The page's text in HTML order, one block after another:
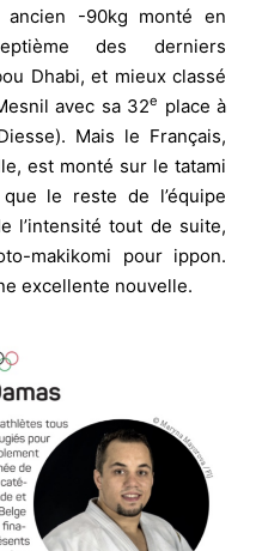
ancien -90kg monté en
des derniers
Dhabi, et mieux classé
avec sa 32e place à
Mais le Français,
est monté sur le tatami
le reste de l’équipe
l’intensité tout de suite,
makikomi pour ippon.
excellente nouvelle.